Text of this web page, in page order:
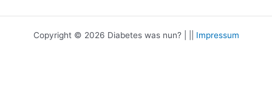
Copyright © 2026 Diabetes was nun? | || Impressum